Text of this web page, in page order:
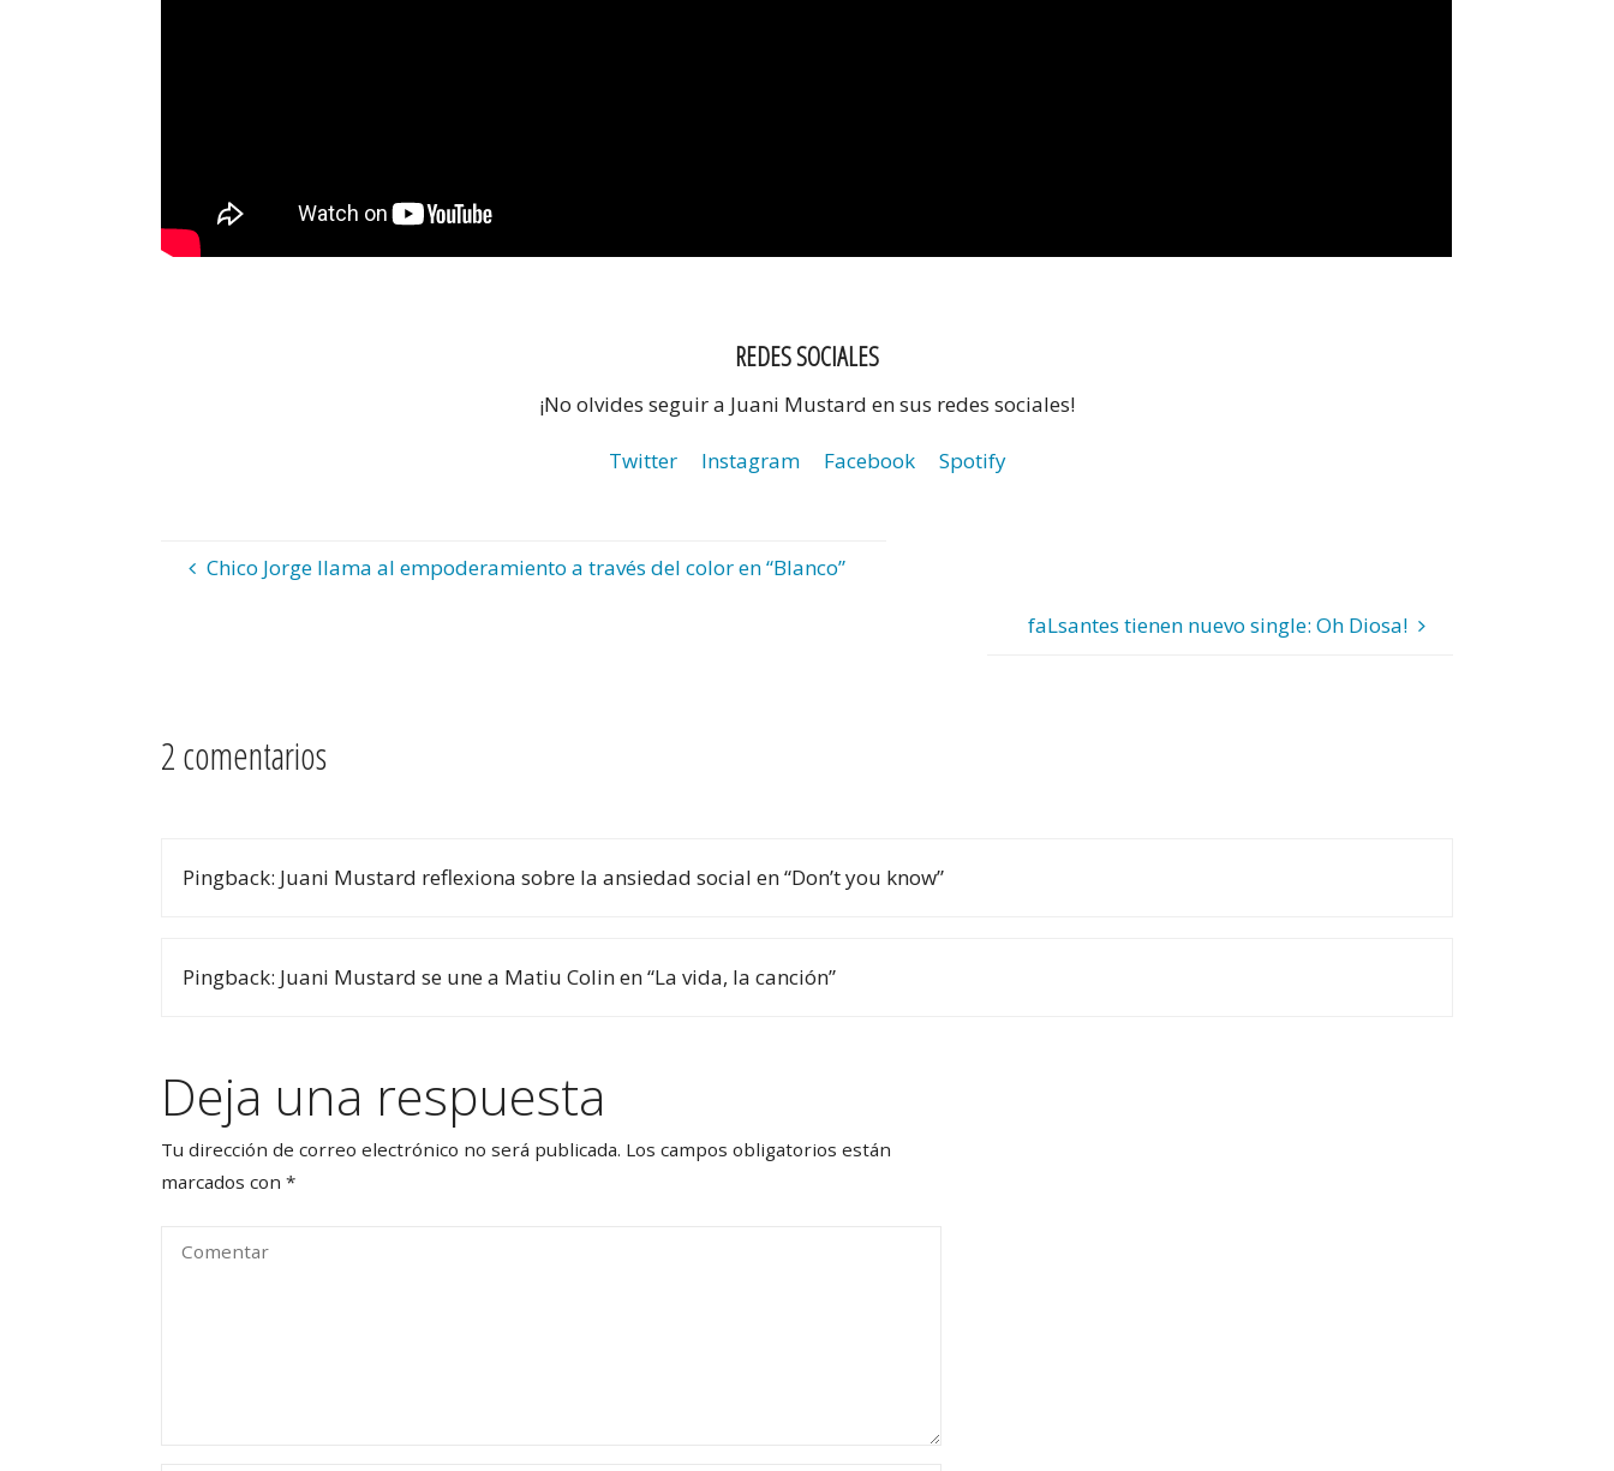
REDES SOCIALES
¡No olvides seguir a Juani Mustard en sus redes sociales!
Twitter Instagram Facebook Spotify
Chico Jorge llama al empoderamiento a través del color en “Blanco”
faLsantes tienen nuevo single: Oh Diosa!
2 comentarios
Pingback: Juani Mustard reflexiona sobre la ansiedad social en “Don’t you know”
Pingback: Juani Mustard se une a Matiu Colin en “La vida, la canción”
Deja una respuesta
Tu dirección de correo electrónico no será publicada. Los campos obligatorios están
marcados con*